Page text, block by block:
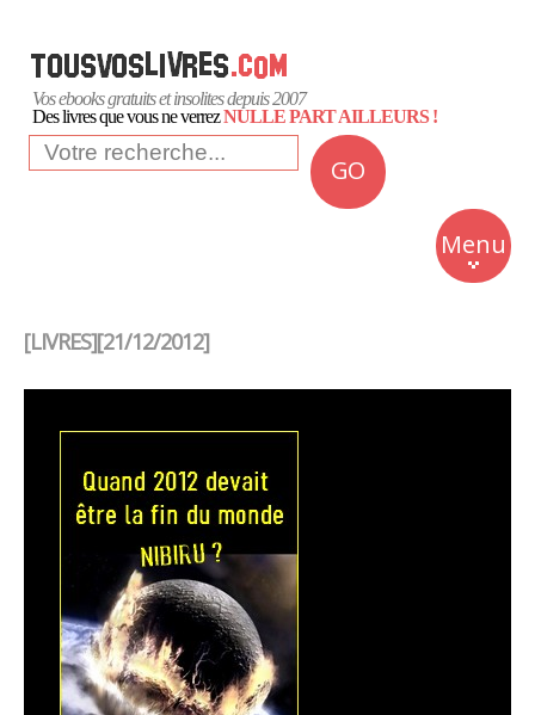
Vos ebooks gratuits et insolites depuis 2007
Des livres que vous ne verrezNULLE PART AILLEURS !
GO
Menu
Insolite
Business
[LIVRES][21/12/2012]